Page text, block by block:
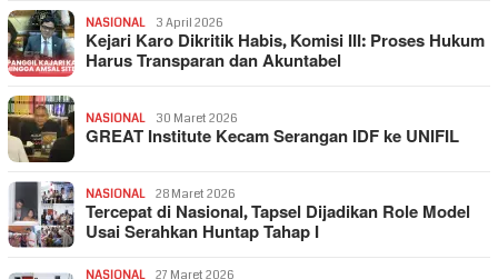
NASIONAL 3 April 2026
Kejari Karo Dikritik Habis, Komisi III: Proses Hukum
Harus Transparan dan Akuntabel
NASIONAL 30 Maret 2026
GREAT Institute Kecam Serangan IDF ke UNIFIL
NASIONAL 28 Maret 2026
Tercepat di Nasional, Tapsel Dijadikan Role Model
Usai Serahkan Huntap Tahap I
NASIONAL 27 Maret 2026